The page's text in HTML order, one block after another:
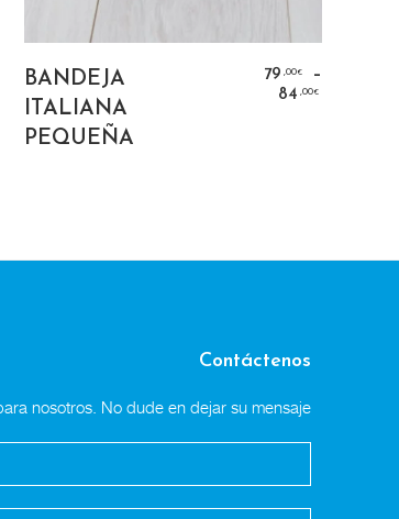
SELECT OPTIONS
BANDEJA
ITALIANA
PEQUEÑA
79 ,00€ –
84 ,00€
Contáctenos
nosotros. No dude en dejar su mensaje